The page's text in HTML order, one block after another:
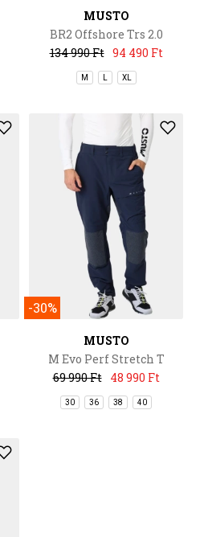
MUSTO
BR2 Offshore Trs 2.0
134 990 Ft 94 490 Ft
M XL
-30%
MUSTO
M Evo Perf Stretch T
69 990 Ft
48 990 Ft
30 36 38 40